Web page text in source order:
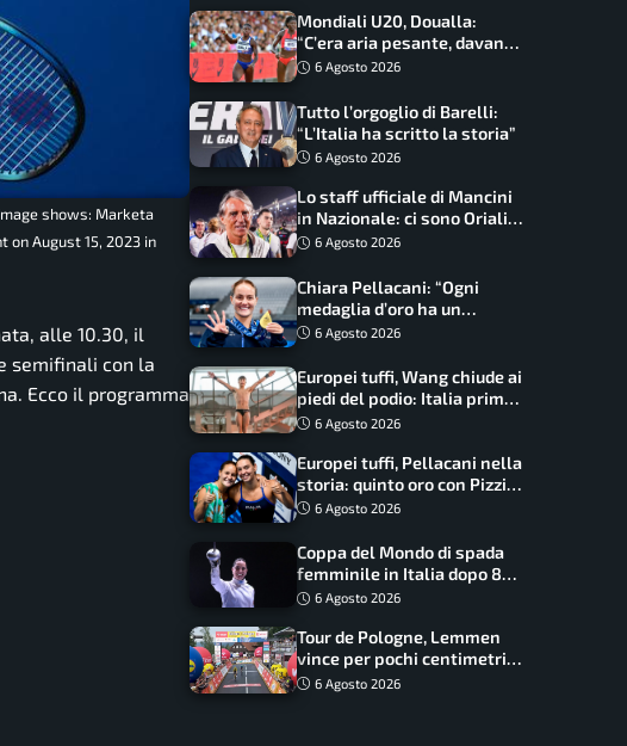
shows: Marketa
on August 15, 2023 in
alle 10.30, il
semifinali con la
Ecco il programma
Mondiali U20, Doualla:
“C’era aria pesante, davano
le mascherine! Finale? Non
6 Agosto 2026
Tutto l’orgoglio di Barelli:
“L’Italia ha scritto la storia”
6 Agosto 2026
Lo staff ufficiale di Mancini
in Nazionale: ci sono Oriali e
Bonucci, confermato un
6 Agosto 2026
Chiara Pellacani: “Ogni
medaglia d’oro ha un
significato diverso. Ho fatto
6 Agosto 2026
Europei tuffi, Wang chiude ai
piedi del podio: Italia prima
nel medagliere
6 Agosto 2026
Europei tuffi, Pellacani nella
storia: quinto oro con Pizzini
nel sincro da 3 metri
6 Agosto 2026
Coppa del Mondo di spada
femminile in Italia dopo 8
anni, Alberta Santuccio: “Il
frutti”
6 Agosto 2026
Tour de Pologne, Lemmen
vince per pochi centimetri
su Scaroni: maxi-caduta e
6 Agosto 2026